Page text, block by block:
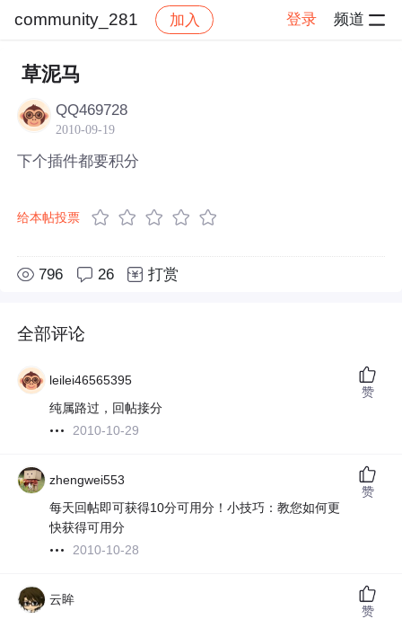
community_281 加入 登录 频道
社区 community_281
草泥马
QQ469728
2010-09-19
下个插件都要积分
给本帖投票
796 26 打赏
全部评论
leilei46565395
纯属路过，回帖接分
2010-10-29
赞
zhengwei553
每天回帖即可获得10分可用分！小技巧：教您如何更
快获得可用分
2010-10-28
赞
云眸
赞